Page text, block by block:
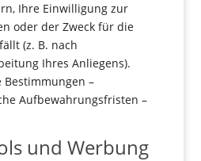
Ihre Einwilligung zur
oder der Zweck für die
(z. B. nach
Ihres Anliegens).
Bestimmungen –
Aufbewahrungsfristen –
und Werbung